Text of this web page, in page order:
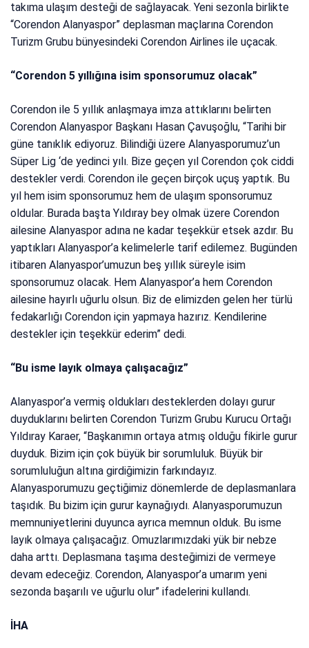
takıma ulaşım desteği de sağlayacak. Yeni sezonla birlikte
“Corendon Alanyaspor” deplasman maçlarına Corendon
Turizm Grubu bünyesindeki Corendon Airlines ile uçacak.
“Corendon 5 yıllığına isim sponsorumuz olacak”
Corendon ile 5 yıllık anlaşmaya imza attıklarını belirten
Corendon Alanyaspor Başkanı Hasan Çavuşoğlu, “Tarihi bir
güne tanıklık ediyoruz. Bilindiği üzere Alanyasporumuz’un
Süper Lig ‘de yedinci yılı. Bize geçen yıl Corendon çok ciddi
destekler verdi. Corendon ile geçen birçok uçuş yaptık. Bu
yıl hem isim sponsorumuz hem de ulaşım sponsorumuz
oldular. Burada başta Yıldıray bey olmak üzere Corendon
ailesine Alanyaspor adına ne kadar teşekkür etsek azdır. Bu
yaptıkları Alanyaspor’a kelimelerle tarif edilemez. Bugünden
itibaren Alanyaspor’umuzun beş yıllık süreyle isim
sponsorumuz olacak. Hem Alanyaspor’a hem Corendon
ailesine hayırlı uğurlu olsun. Biz de elimizden gelen her türlü
fedakarlığı Corendon için yapmaya hazırız. Kendilerine
destekler için teşekkür ederim” dedi.
“Bu isme layık olmaya çalışacağız”
Alanyaspor’a vermiş oldukları desteklerden dolayı gurur
duyduklarını belirten Corendon Turizm Grubu Kurucu Ortağı
Yıldıray Karaer, “Başkanımın ortaya atmış olduğu fikirle gurur
duyduk. Bizim için çok büyük bir sorumluluk. Büyük bir
sorumluluğun altına girdiğimizin farkındayız.
Alanyasporumuzu geçtiğimiz dönemlerde de deplasmanlara
taşıdık. Bu bizim için gurur kaynağıydı. Alanyasporumuzun
memnuniyetlerini duyunca ayrıca memnun olduk. Bu isme
layık olmaya çalışacağız. Omuzlarımızdaki yük bir nebze
daha arttı. Deplasmana taşıma desteğimizi de vermeye
devam edeceğiz. Corendon, Alanyaspor’a umarım yeni
sezonda başarılı ve uğurlu olur” ifadelerini kullandı.
İHA